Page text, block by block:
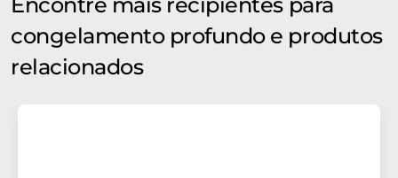
congelamento profundo e produtos
relacionados